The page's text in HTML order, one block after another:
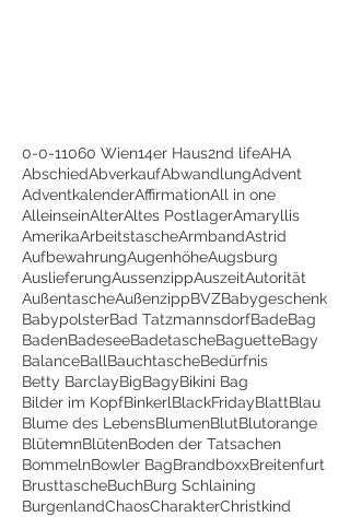
0-0-11060 Wien14er Haus2nd lifeAHA
AbschiedAbverkaufAbwandlungAdvent
AdventkalenderAffirmationAll in one
AlleinseinAlterAltes PostlagerAmaryllis
AmerikaArbeitstascheArmbandAstrid
AufbewahrungAugenhöheAugsburg
AuslieferungAussenzippAuszeitAutorität
AußentascheAußenzippBVZBabygeschenk
BabypolsterBad TatzmannsdorfBadeBag
BadenBadeseeBadetascheBaguetteBagy
BalanceBallBauchtascheBedürfnis
Betty BarclayBigBagyBikini Bag
Bilder im KopfBinkerlBlackFridayBlattBlau
Blume des LebensBlumenBlutBlutorange
BlütemnBlütenBoden der Tatsachen
BommelnBowler BagBrandboxxBreitenfurt
BrusttascheBuchBurg Schlaining
BurgenlandChaosCharakterChristkind